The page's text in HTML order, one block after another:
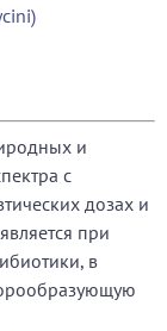
и
с
дозах и
при
в